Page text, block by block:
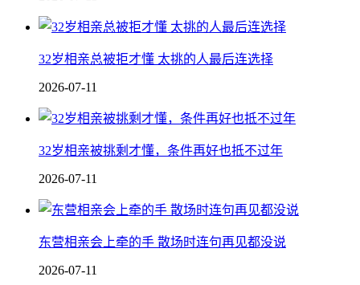
32岁相亲总被拒才懂 太挑的人最后连选择
2026-07-11
32岁相亲被挑剩才懂，条件再好也抵不过年
2026-07-11
东营相亲会上牵的手 散场时连句再见都没说
2026-07-11